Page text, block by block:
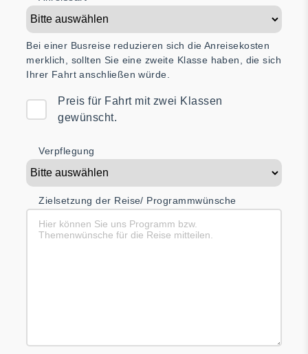
Bei einer Busreise reduzieren sich die Anreisekosten
merklich, sollten Sie eine zweite Klasse haben, die sich
Ihrer Fahrt anschließen würde.
Preis für Fahrt mit zwei Klassen
gewünscht.
Verpflegung
Zielsetzung der Reise/ Programmwünsche